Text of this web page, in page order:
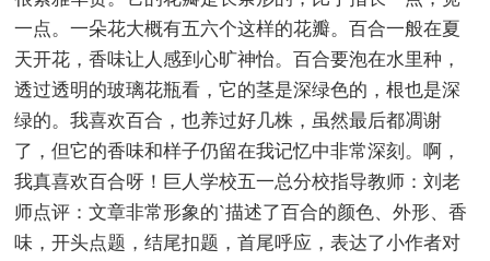
一点。一朵花大概有五六个这样的花瓣。百合一般在夏
天开花，香味让人感到心旷神怡。百合要泡在水里种，
透过透明的玻璃花瓶看，它的茎是深绿色的，根也是深
绿的。我喜欢百合，也养过好几株，虽然最后都凋谢
了，但它的香味和样子仍留在我记忆中非常深刻。啊，
我真喜欢百合呀！巨人学校五一总分校指导教师：刘老
师点评：文章非常形象的`描述了百合的颜色、外形、香
味，开头点题，结尾扣题，首尾呼应，表达了小作者对